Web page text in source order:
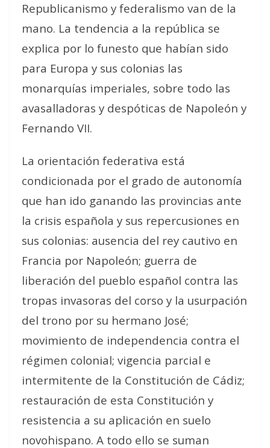
Republicanismo y federalismo van de la
mano. La tendencia a la república se
explica por lo funesto que habían sido
para Europa y sus colonias las
monarquías imperiales, sobre todo las
avasalladoras y despóticas de Napoleón y
Fernando VII.
La orientación federativa está
condicionada por el grado de autonomía
que han ido ganando las provincias ante
la crisis española y sus repercusiones en
sus colonias: ausencia del rey cautivo en
Francia por Napoleón; guerra de
liberación del pueblo español contra las
tropas invasoras del corso y la usurpación
del trono por su hermano José;
movimiento de independencia contra el
régimen colonial; vigencia parcial e
intermitente de la Constitución de Cádiz;
restauración de esta Constitución y
resistencia a su aplicación en suelo
novohispano. A todo ello se suman